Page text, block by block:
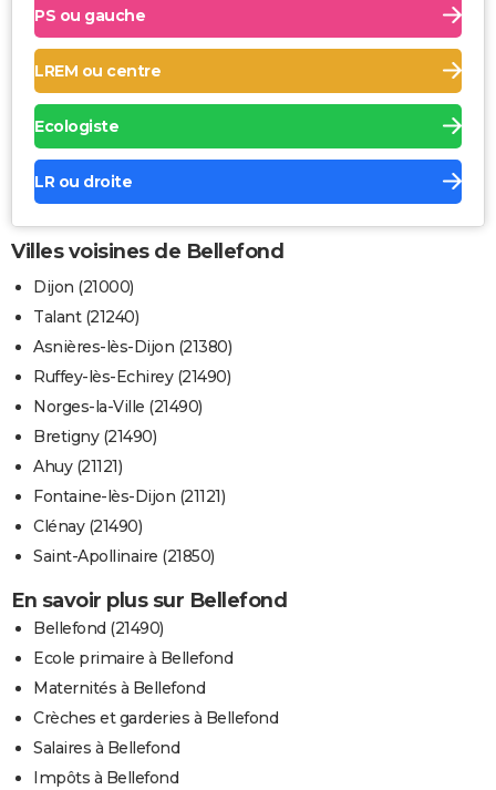
PS ou gauche
LREM ou centre
Ecologiste
LR ou droite
Villes voisines de Bellefond
Dijon (21000)
Talant (21240)
Asnières-lès-Dijon (21380)
Ruffey-lès-Echirey (21490)
Norges-la-Ville (21490)
Bretigny (21490)
Ahuy (21121)
Fontaine-lès-Dijon (21121)
Clénay (21490)
Saint-Apollinaire (21850)
En savoir plus sur Bellefond
Bellefond (21490)
Ecole primaire à Bellefond
Maternités à Bellefond
Crèches et garderies à Bellefond
Salaires à Bellefond
Impôts à Bellefond